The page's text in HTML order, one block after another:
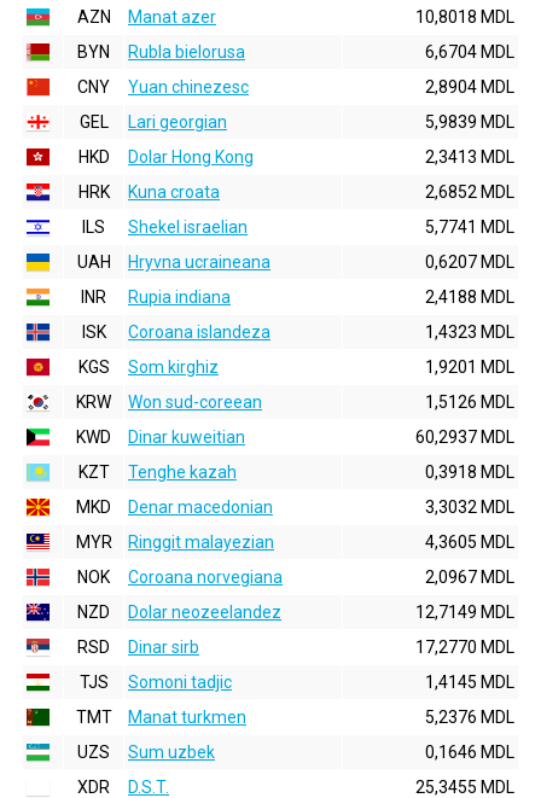
AZN
Manat azer
10,8018 MDL
BYN
Rubla bielorusa
6,6704 MDL
CNY
Yuan chinezesc
2,8904 MDL
GEL
Lari georgian
5,9839 MDL
HKD
Dolar Hong Kong
2,3413 MDL
HRK
Kuna croata
2,6852 MDL
ILS
Shekel israelian
5,7741 MDL
UAH
Hryvna ucraineana
0,6207 MDL
INR
Rupia indiana
2,4188 MDL
ISK
Coroana islandeza
1,4323 MDL
KGS
Som kirghiz
1,9201 MDL
KRW
Won sud-coreean
1,5126 MDL
KWD
Dinar kuweitian
60,2937 MDL
KZT
Tenghe kazah
0,3918 MDL
MKD
Denar macedonian
3,3032 MDL
MYR
Ringgit malayezian
4,3605 MDL
NOK
Coroana norvegiana
2,0967 MDL
NZD
Dolar neozeelandez
12,7149 MDL
RSD
Dinar sirb
17,2770 MDL
TJS
Somoni tadjic
1,4145 MDL
TMT
Manat turkmen
5,2376 MDL
UZS
Sum uzbek
0,1646 MDL
XDR
D.S.T. 25,3455 MDL